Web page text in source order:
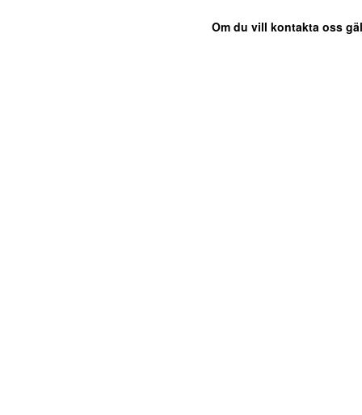
Om du vill kontakta oss